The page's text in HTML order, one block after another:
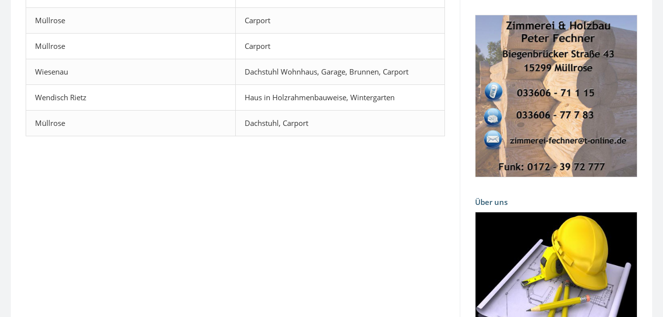
Müllrose Carport
Müllrose Carport
Wiesenau Dachstuhl Wohnhaus, Garage, Brunnen, Carport
Wendisch Rietz Haus in Holzrahmenbauweise, Wintergarten
Müllrose Dachstuhl, Carport
Über uns